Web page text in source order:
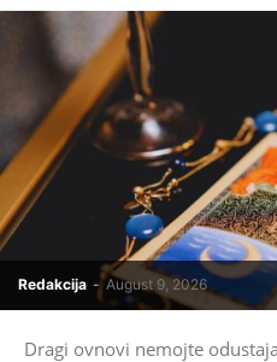
Redakcija - August 9, 2026
Dragi ovnovi nemojte